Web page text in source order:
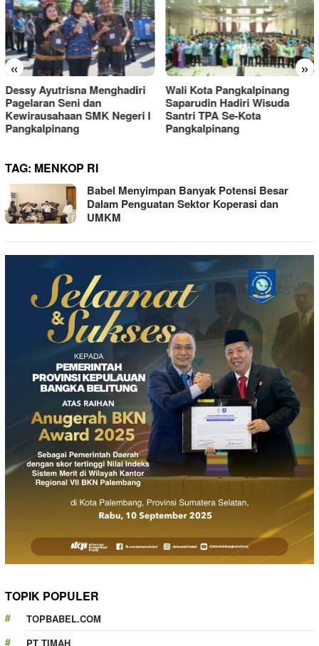
« »
Dessy Ayutrisna Menghadiri
Pagelaran Seni dan
Kewirausahaan SMK Negeri I
Pangkalpinang
Wali Kota Pangkalpinang
Saparudin Hadiri Wisuda
Santri TPA Se-Kota
Pangkalpinang
TAG: MENKOP RI
Babel Menyimpan Banyak Potensi Besar
Dalam Penguatan Sektor Koperasi dan
UMKM
TOPIK POPULER
TOPBABEL.COM
PT TIMAH